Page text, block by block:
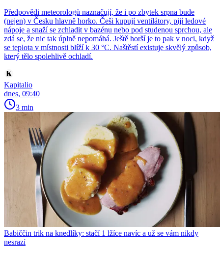
Předpovědi meteorologů naznačují, že i po zbytek srpna bude
(nejen) v Česku hlavně horko. Češi kupují ventilátory, pijí ledové
nápoje a snaží se zchladit v bazénu nebo pod studenou sprchou, ale
zdá se, že nic tak úplně nepomáhá. Ještě horší je to pak v noci, když
se teplota v místnosti blíží k 30 °C. Naštěstí existuje skvělý způsob,
který tělo spolehlivě ochladí.
Kapitalio
dnes, 09:40
3 min
Babiččin trik na knedlíky: stačí 1 lžíce navíc a už se vám nikdy
nesrazí